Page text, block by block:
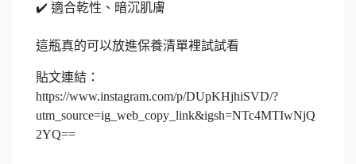
✔️ 適合乾性、暗沉肌膚
這瓶真的可以放進保養清單裡試試看
貼文連結：
https://www.instagram.com/p/DUpKHjhiSVD/?
utm_source=ig_web_copy_link&igsh=NTc4MTIwNjQ
2YQ==